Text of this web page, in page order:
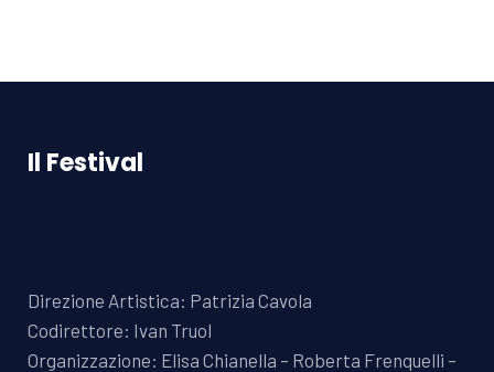
Il Festival
Direzione Artistica: Patrizia Cavola
Codirettore: Ivan Truol
Organizzazione: Elisa Chianella – Roberta Frenquelli –